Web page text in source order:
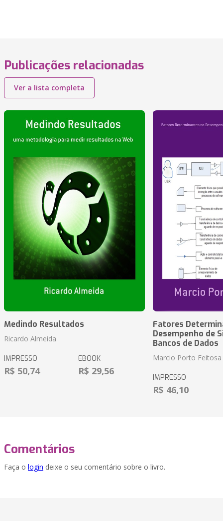
Publicações relacionadas
Ver a lista completa
Medindo Resultados
Ricardo Almeida
IMPRESSO
R$ 50,74
EBOOK
R$ 29,56
Fatores
Desempenho de
Bancos de Dados
Marcio Porto Feitosa
IMPRESSO
R$ 46,10
Comentários
Faça o login deixe o seu comentário sobre o livro.